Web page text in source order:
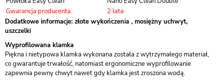
Gwarancja producenta
2 lata
Dodatkowe informacje: złote wykończenia , mosiężny uchwyt,
uszczelki
Wyprofilowana klamka
Piękna i nietypowa klamka wykonana została z wytrzymałego materiał,
co gwarantuje trwałość, natomiast ergonomiczne wyprofilowanie
zapewnia pewny chwyt nawet gdy klamka jest zroszona wodą.